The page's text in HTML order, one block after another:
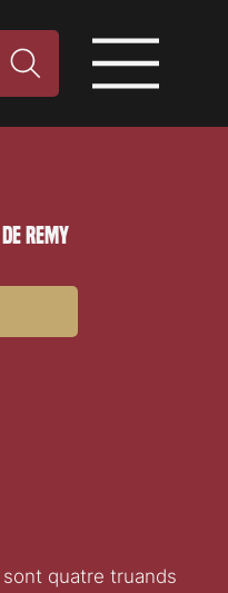
Remy
quatre truands